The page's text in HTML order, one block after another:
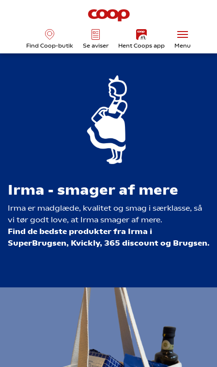
Find Coop-butik Se aviser Hent Coops app Menu
Irma - smager af mere
Irma er madglæde, kvalitet og smag i særklasse, så
vi tør godt love, at Irma smager af mere.
Find de bedste produkter fra Irma i
SuperBrugsen, Kvickly, 365 discount og Brugsen.